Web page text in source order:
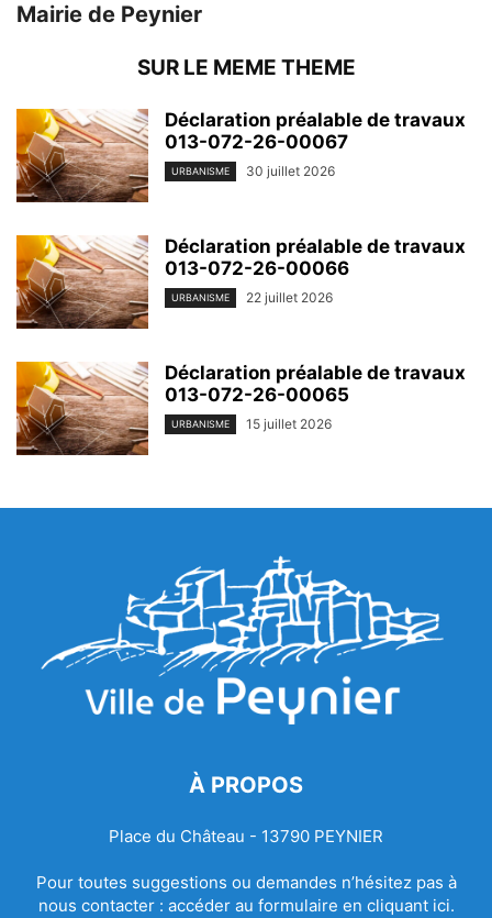
Mairie de Peynier
SUR LE MEME THEME
Déclaration préalable de travaux
013-072-26-00067
URBANISME 30 juillet 2026
Déclaration préalable de travaux
013-072-26-00066
URBANISME 22 juillet 2026
Déclaration préalable de travaux
013-072-26-00065
URBANISME 15 juillet 2026
À PROPOS
Place du Château - 13790 PEYNIER
Pour toutes suggestions ou demandes n’hésitez pas à
nous contacter : accéder au formulaire en cliquant ici.